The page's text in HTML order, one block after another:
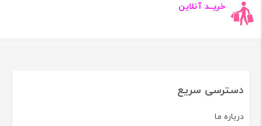
خریــد آنلاین
دسترسی سریع
درباره ما